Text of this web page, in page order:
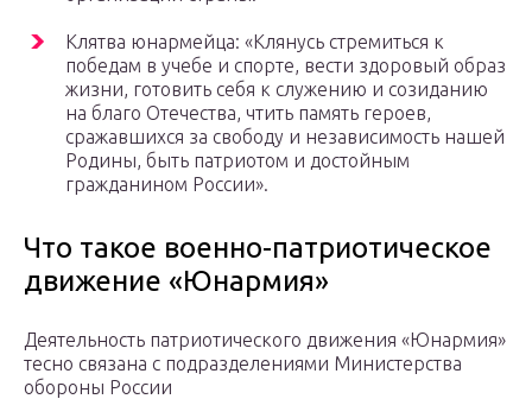
Клятва юнармейца: «Клянусь стремиться к
победам в учебе и спорте, вести здоровый образ
жизни, готовить себя к служению и созиданию
на благо Отечества, чтить память героев,
сражавшихся за свободу и независимость нашей
Родины, быть патриотом и достойным
гражданином России».
Что такое военно-патриотическое
движение «Юнармия»
Деятельность патриотического движения «Юнармия»
тесно связана с подразделениями Министерства
обороны России